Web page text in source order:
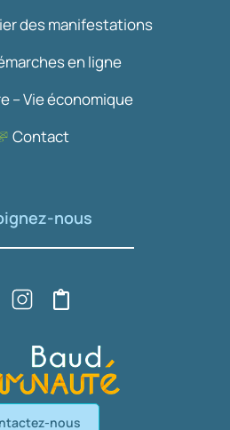
des manifestations
en ligne
– Vie économique
Contact
nous
nous